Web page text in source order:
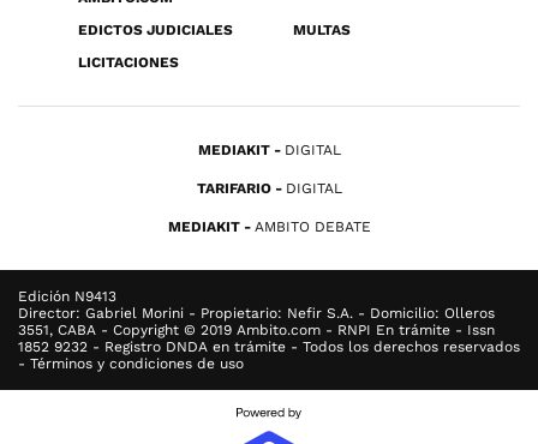
EDICTOS JUDICIALES
MULTAS
LICITACIONES
MEDIAKIT DIGITAL
TARIFARIO DIGITAL
MEDIAKIT AMBITO DEBATE
Edición N9413
Director: Gabriel Morini - Propietario: Nefir S.A. - Domicilio: Olleros
3551, CABA - Copyright © 2019 Ambito.com - RNPI En trámite - Issn
1852 9232 - Registro DNDA en trámite - Todos los derechos reservados
- Términos y condiciones de uso